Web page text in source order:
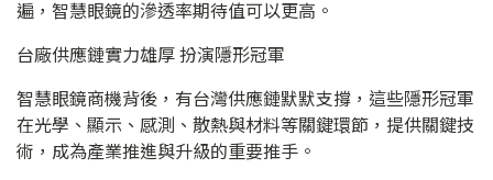
遍，智慧眼鏡的滲透率期待值可以更高。
台廠供應鏈實力雄厚 扮演隱形冠軍
智慧眼鏡商機背後，有台灣供應鏈默默支撐，這些隱形冠軍
在光學、顯示、感測、散熱與材料等關鍵環節，提供關鍵技
術，成為產業推進與升級的重要推手。